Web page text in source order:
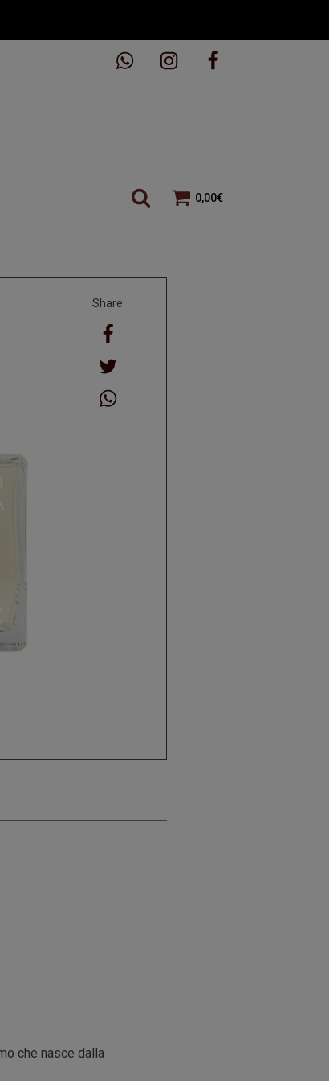
0,00€
Share
che nasce dalla